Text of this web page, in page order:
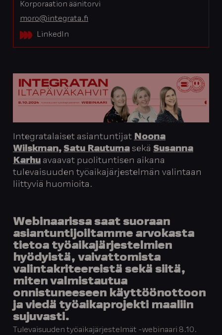
Korporaation äänitorvi
moro@integrata.fi
LinkedIn
Integratalaiset asiantuntijat Noona
Wilskman, Satu Rautuma sekä Susanna
Karhu avaavat puolituntisen aikana
tulevaisuuden työaikajärjestelmän valintaan
liittyviä huomioita.
Webinaarissa saat suoraan
asiantuntijoiltamme arvokasta
tietoa työaikajärjestelmien
hyödyistä, vaivattomista
valintakriteereistä sekä siitä,
miten valmistautua
onnistuneeseen käyttöönottoon
ja viedä työaikaprojekti maaliin
sujuvasti.
Tulevaisuuden työaikajärjestelmät -webinaari 8.10.